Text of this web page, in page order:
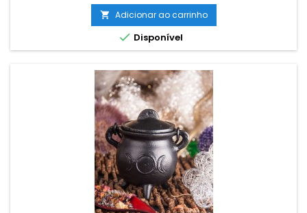
 Adicionar ao carrinho
 Disponível